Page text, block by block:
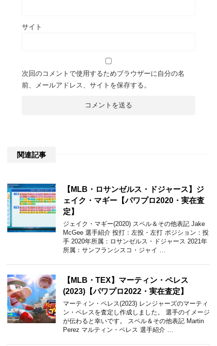
サイト
次回のコメントで使用するためブラウザーに自分の名
前、メールアドレス、サイトを保存する。
関連記事
【MLB・ロサンゼルス・ドジャース】ジ
ェイク・マギー【パワプロ2020・実在査
定】
ジェイク・マギー(2020) スペル＆その他表記 Jake
McGee 選手紹介 投打：左投・左打 ポジション：投
手 2020年所属：ロサンゼルス・ドジャース 2021年
所属：サンフランシスコ・ジャイ …
【MLB・TEX】マーティン・ペレス
(2023)【パワプロ2022・実在査定】
マーティン・ペレス(2023) レンジャーズのマーティ
ン・ペレスを査定し作成しました。 選手のイメージ
が伝わると幸いです。 スペル＆その他表記 Martin
Perez マルティン・ペレス 選手紹介 …